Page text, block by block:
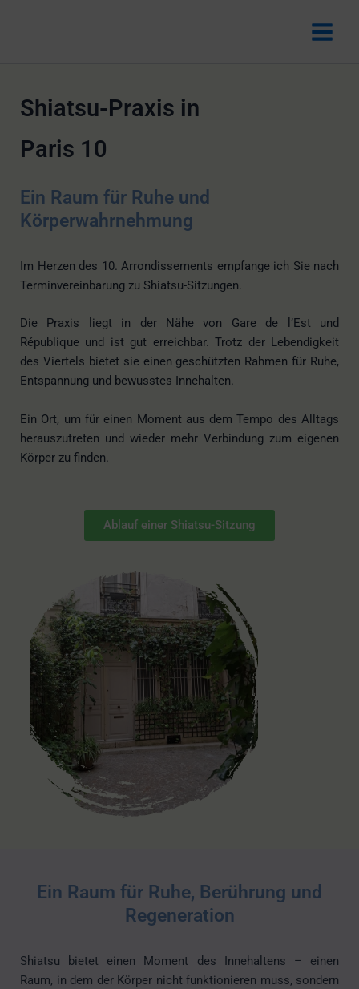
Shiatsu-Praxis in
Paris 10
Ein Raum für Ruhe und
Körperwahrnehmung
Im Herzen des 10. Arrondissements empfange ich Sie nach
Terminvereinbarung zu Shiatsu-Sitzungen.
Die Praxis liegt in der Nähe von Gare de l’Est und
République und ist gut erreichbar. Trotz der Lebendigkeit
des Viertels bietet sie einen geschützten Rahmen für Ruhe,
Entspannung und bewusstes Innehalten.
Ein Ort, um für einen Moment aus dem Tempo des Alltags
herauszutreten und wieder mehr Verbindung zum eigenen
Körper zu finden.
Ablauf einer Shiatsu-Sitzung
Ein Raum für Ruhe, Berührung und
Regeneration
Shiatsu bietet einen Moment des Innehaltens – einen
Raum, in dem der Körper nicht funktionieren muss, sondern